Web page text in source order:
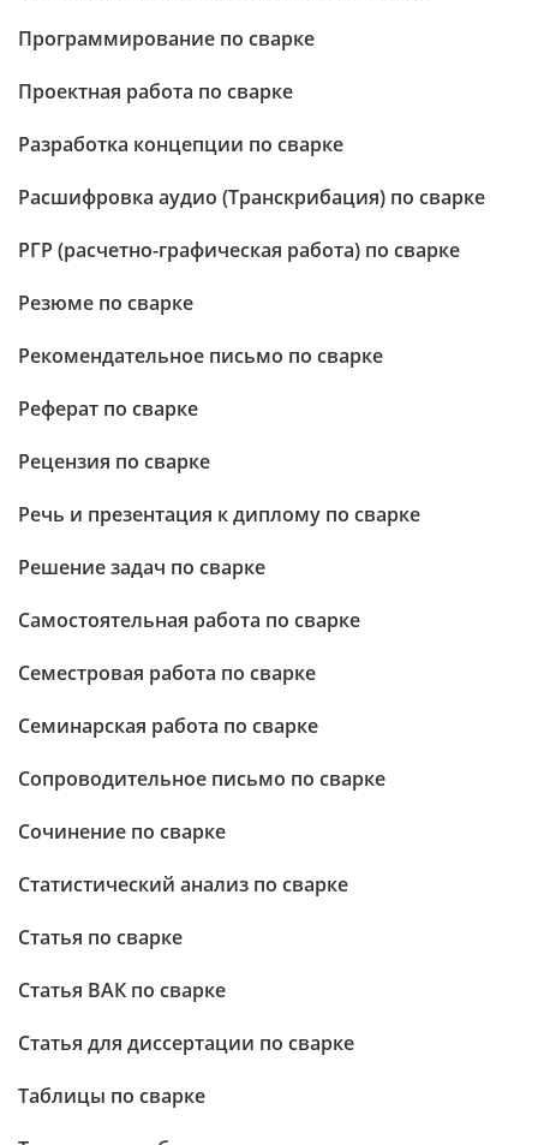
Программирование по сварке
Проектная работа по сварке
Разработка концепции по сварке
Расшифровка аудио (Транскрибация) по сварке
РГР (расчетно-графическая работа) по сварке
Резюме по сварке
Рекомендательное письмо по сварке
Реферат по сварке
Рецензия по сварке
Речь и презентация к диплому по сварке
Решение задач по сварке
Самостоятельная работа по сварке
Семестровая работа по сварке
Семинарская работа по сварке
Сопроводительное письмо по сварке
Сочинение по сварке
Статистический анализ по сварке
Статья по сварке
Статья ВАК по сварке
Статья для диссертации по сварке
Таблицы по сварке